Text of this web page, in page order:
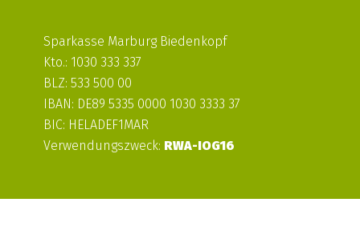
Sparkasse Marburg Biedenkopf
Kto.: 1030 333 337
BLZ: 533 500 00
IBAN: DE89 5335 0000 1030 3333 37
BIC: HELADEF1MAR
Verwendungszweck: RWA-IOG16